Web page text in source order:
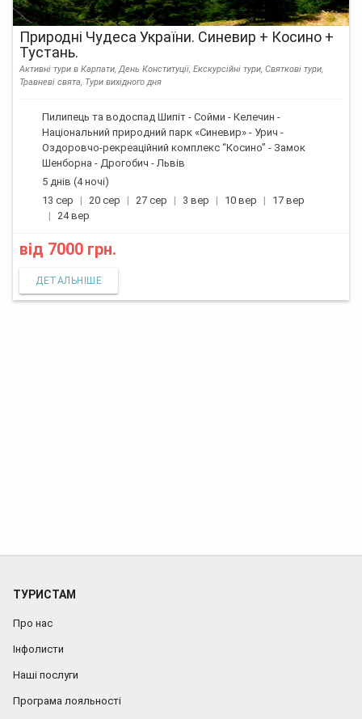
Природні Чудеса України. Синевир + Косино +
Тустань.
Активні тури в Карпати, День Конституції, Екскурсійні тури, Святкові тури,
Травневі свята, Тури вихідного дня
Пилипець та водоспад Шипіт - Сойми - Келечин -
Національний природний парк «Синевир» - Урич -
Оздоровчо-рекреаційний комплекс “Косино” - Замок
Шенборна - Дрогобич - Львів
5 днів (4 ночі)
13 сер
20 сер 27 сер 3 вер 10 вер
17 вер
24 вер
від 7000 грн.
ДЕТАЛЬНІШЕ
ТУРИСТАМ
Про нас
Інфолисти
Наші послуги
Програма лояльності